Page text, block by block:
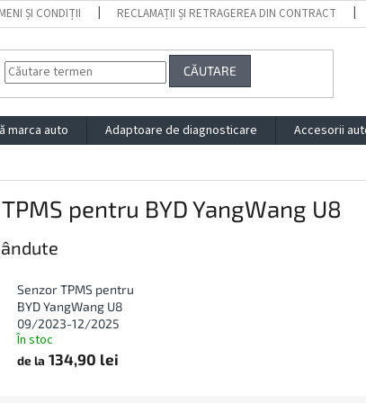
ȘI CONDIȚII RECLAMAȚII ȘI RETRAGEREA DIN CONTRACT
CĂUTARE
marca auto Adaptoare de diagnosticare Accesorii
pentru BYD YangWang U8
Senzor TPMS pentru
BYD YangWang U8
09/2023-12/2025
În stoc
de la 134,90 lei